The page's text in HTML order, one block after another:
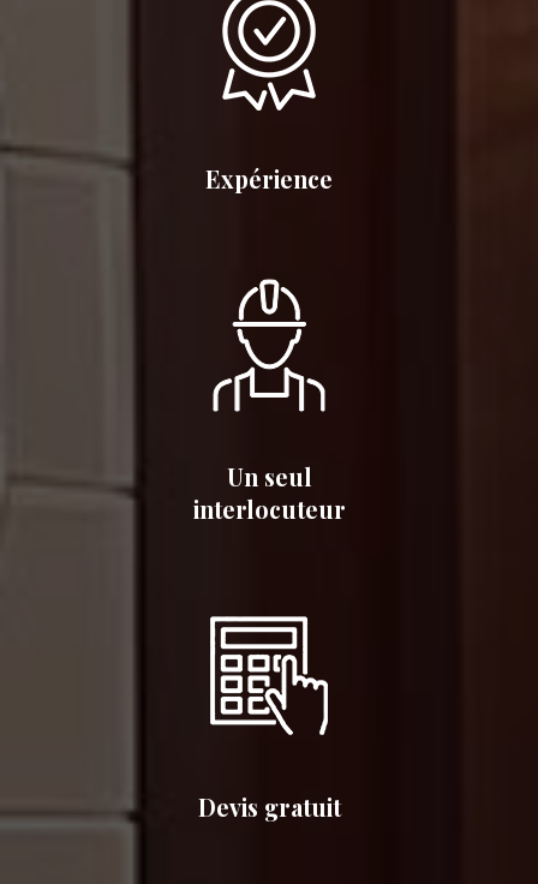
Expérience
Un seul
interlocuteur
Devis gratuit